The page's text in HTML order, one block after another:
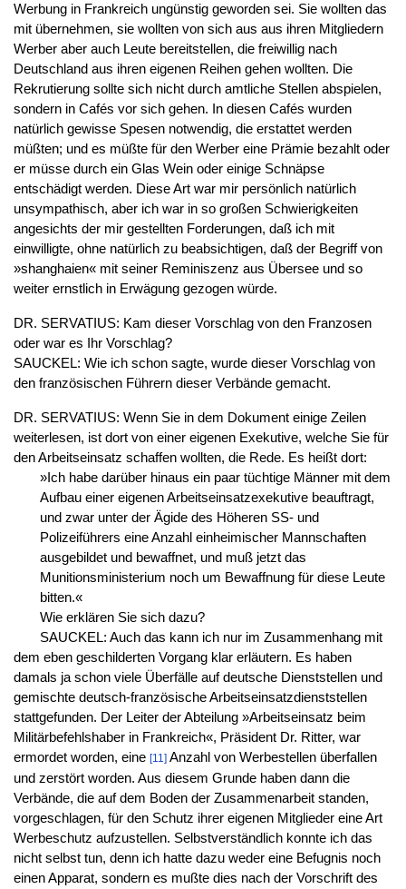
Werbung in Frankreich ungünstig geworden sei. Sie wollten das
mit übernehmen, sie wollten von sich aus aus ihren Mitgliedern
Werber aber auch Leute bereitstellen, die freiwillig nach
Deutschland aus ihren eigenen Reihen gehen wollten. Die
Rekrutierung sollte sich nicht durch amtliche Stellen abspielen,
sondern in Cafés vor sich gehen. In diesen Cafés wurden
natürlich gewisse Spesen notwendig, die erstattet werden
müßten; und es müßte für den Werber eine Prämie bezahlt oder
er müsse durch ein Glas Wein oder einige Schnäpse
entschädigt werden. Diese Art war mir persönlich natürlich
unsympathisch, aber ich war in so großen Schwierigkeiten
angesichts der mir gestellten Forderungen, daß ich mit
einwilligte, ohne natürlich zu beabsichtigen, daß der Begriff von
»shanghaien« mit seiner Reminiszenz aus Übersee und so
weiter ernstlich in Erwägung gezogen würde.
DR. SERVATIUS: Kam dieser Vorschlag von den Franzosen
oder war es Ihr Vorschlag?
SAUCKEL: Wie ich schon sagte, wurde dieser Vorschlag von
den französischen Führern dieser Verbände gemacht.
DR. SERVATIUS: Wenn Sie in dem Dokument einige Zeilen
weiterlesen, ist dort von einer eigenen Exekutive, welche Sie für
den Arbeitseinsatz schaffen wollten, die Rede. Es heißt dort:
»Ich habe darüber hinaus ein paar tüchtige Männer mit dem
Aufbau einer eigenen Arbeitseinsatzexekutive beauftragt,
und zwar unter der Ägide des Höheren SS- und
Polizeiführers eine Anzahl einheimischer Mannschaften
ausgebildet und bewaffnet, und muß jetzt das
Munitionsministerium noch um Bewaffnung für diese Leute
bitten.«
Wie erklären Sie sich dazu?
SAUCKEL: Auch das kann ich nur im Zusammenhang mit
dem eben geschilderten Vorgang klar erläutern. Es haben
damals ja schon viele Überfälle auf deutsche Dienststellen und
gemischte deutsch-französische Arbeitseinsatzdienststellen
stattgefunden. Der Leiter der Abteilung »Arbeitseinsatz beim
Militärbefehlshaber in Frankreich«, Präsident Dr. Ritter, war
ermordet worden, eine [11]Anzahl von Werbestellen überfallen
und zerstört worden. Aus diesem Grunde haben dann die
Verbände, die auf dem Boden der Zusammenarbeit standen,
vorgeschlagen, für den Schutz ihrer eigenen Mitglieder eine Art
Werbeschutz aufzustellen. Selbstverständlich konnte ich das
nicht selbst tun, denn ich hatte dazu weder eine Befugnis noch
einen Apparat, sondern es mußte dies nach der Vorschrift des